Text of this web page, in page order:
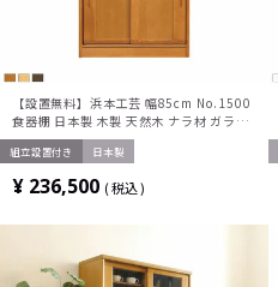
【設置無料】浜本工芸 幅85cm No.1500
食器棚 日本製 木製 天然木 ナラ材 ガラス
扉 スライドテーブル付き 引き出し付き 収
納 カップ ボード キッチンボード おしゃ
組立設置付き 日本製
¥ 236,500 税込